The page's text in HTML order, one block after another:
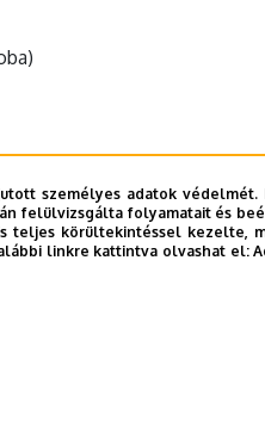
személyes adatok védelmét.
felülvizsgálta folyamatait és
teljes körültekintéssel kezelte,
linkre kattintva olvashat el: